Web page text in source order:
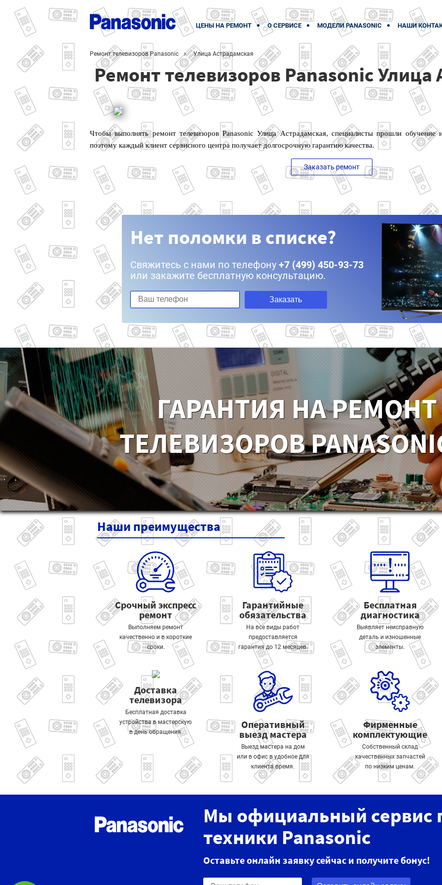
ЦЕНЫ НА РЕМОНТ О СЕРВИСЕ МОДЕЛИ PANASONIC НАШИ
Ремонт телевизоров Panasonic Улица Астрадамская
Ремонт телевизоров Panasonic Улица
Чтобы выполнять ремонт телевизоров Panasonic Улица Астрадамская, специалисты прошли
поэтому каждый клиент сервисного центра получает долгосрочную гарантию качества.
Заказать ремонт
Нет поломки в списке?
Свяжитесь с нами по телефону +7 (499) 450-93-73
или закажите бесплатную консультацию.
Заказать
ГАРАНТИЯ НА РЕМОНТ
ТЕЛЕВИЗОРОВ
Наши преимущества
Срочный экспресс
ремонт
Выполняем ремонт
качественно и в короткие
сроки.
Гарантийные
обязательства
На все виды работ
предоставляется
гарантия до 12 месяцев.
Бесплатная
диагностика
Выявляет неисправную
деталь и изношенные
элементы.
Доставка
телевизора
Бесплатная доставка
устройства в мастерскую
в день обращения.
Оперативный
выезд мастера
Выезд мастера на дом
или в офис в удобное для
клиента время.
Фирменные
комплектующие
Собственный склад
качественных запчастей
по низким ценам.
Мы официальный сервис
техники Panasonic
Оставьте онлайн заявку сейчас и получите бонус!